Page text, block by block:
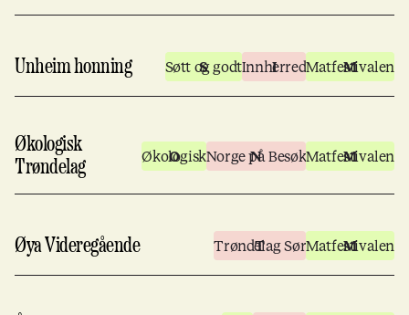
Unheim honning Søtt og godtInnherredMatfestivalen
Økologisk
Trøndelag
ØkologiskNorge på BesøkMatfestivalen
Øya Videregående Trøndelag SørMatfestivalen